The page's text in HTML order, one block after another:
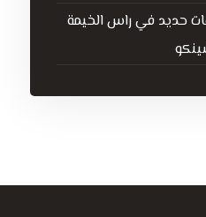
حديد في راس الخيمة